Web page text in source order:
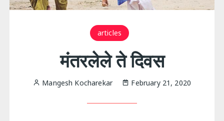
articles
मंतरलेले ते दिवस
Mangesh Kocharekar February 21, 2020